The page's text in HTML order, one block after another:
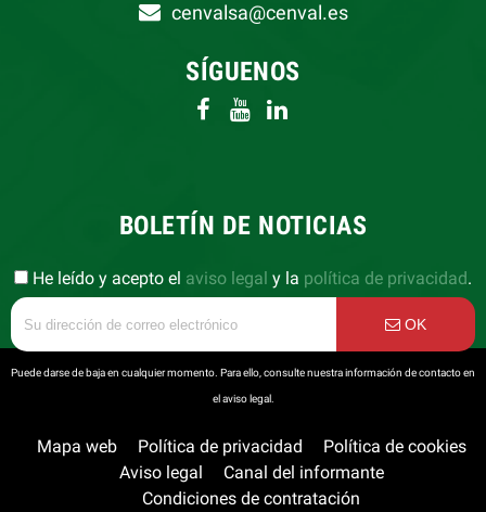
cenvalsa@cenval.es
SÍGUENOS
BOLETÍN DE NOTICIAS
He leído y acepto el aviso legal y la política de privacidad.
OK
Puede darse de baja en cualquier momento. Para ello, consulte nuestra información de contacto en
el aviso legal.
Mapa web Política de privacidad
Política de cookies
Aviso legal
Canal del informante
Condiciones de contratación